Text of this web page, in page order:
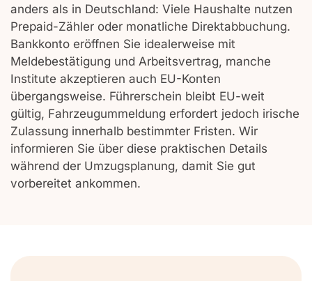
anders als in Deutschland: Viele Haushalte nutzen
Prepaid-Zähler oder monatliche Direktabbuchung.
Bankkonto eröffnen Sie idealerweise mit
Meldebestätigung und Arbeitsvertrag, manche
Institute akzeptieren auch EU-Konten
übergangsweise. Führerschein bleibt EU-weit
gültig, Fahrzeugummeldung erfordert jedoch irische
Zulassung innerhalb bestimmter Fristen. Wir
informieren Sie über diese praktischen Details
während der Umzugsplanung, damit Sie gut
vorbereitet ankommen.